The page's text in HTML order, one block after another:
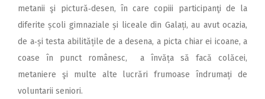
metanii şi pictură‑desen, în care copiii participanţi de la
diferite școli gimnaziale și liceale din Galați, au avut ocazia,
de a‑și testa abilitățile de a desena, a picta chiar ei icoane, a
coase în punct românesc, a învăța să facă colăcei,
metaniere şi multe alte lucrări frumoase îndrumați de
voluntarii seniori.